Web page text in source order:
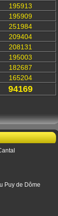
195913
195909
251984
209404
208131
195003
182687
165204
94169
Puy de Dôme